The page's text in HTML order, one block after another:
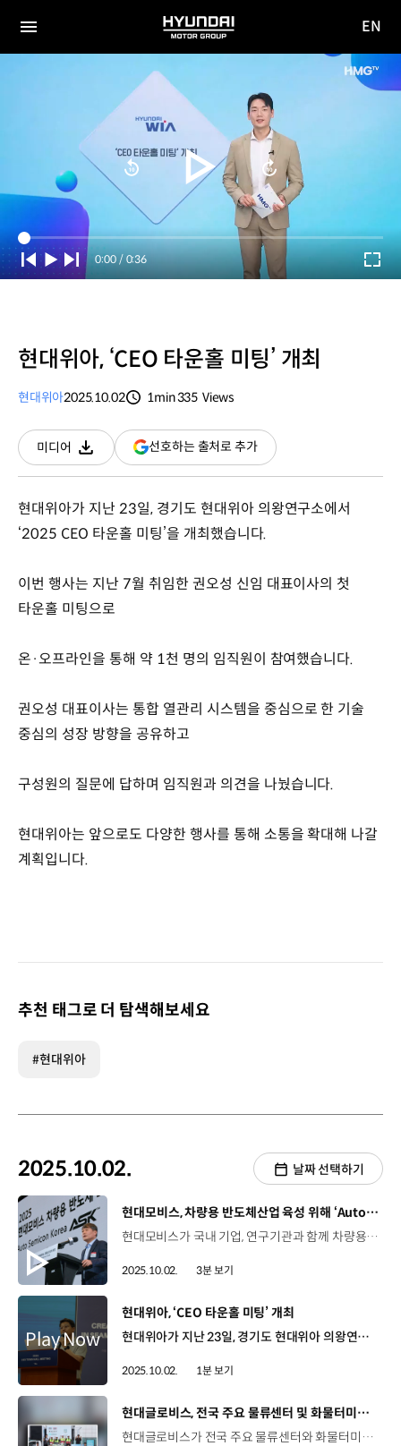
전체
HYUNDAI
MOTOR
GROUP
사이
이동
EN
Current
Time
0:00 / Duration
0:36
현대위아, ‘CEO 타운홀 미팅’ 개최
현대위아2025.10.02
1min335 Views
미디어
다운로드
선호하는 출처로 추가(새
창
현대위아가 지난 23일, 경기도 현대위아 의왕연구소에서
‘2025 CEO 타운홀 미팅’을 개최했습니다.
이번 행사는 지난 7월 취임한 권오성 신임 대표이사의 첫
타운홀 미팅으로
온·오프라인을 통해 약 1천 명의 임직원이 참여했습니다.
권오성 대표이사는 통합 열관리 시스템을 중심으로 한 기술
중심의 성장 방향을 공유하고
구성원의 질문에 답하며 임직원과 의견을 나눴습니다.
현대위아는 앞으로도 다양한 행사를 통해 소통을 확대해 나갈
계획입니다.
추천 태그로 더 탐색해보세요
#현대위아
2025.10.02. 날짜 선택하기
[동영상]
현대모비스, 차량용 반도체산업 육성 위해 ‘Auto Semicon Korea’ 개최
현대모비스가 국내 기업, 연구기관과 함께 차량용 반도체 경쟁력 강화와 생태계 확장에 나섭니다. 현대모비스는 지난달 29일, 더블트리 바이 힐튼 서울 판교 호텔에서 제1회 현대모비스 차량용 반도체 포럼 ‘Auto Semicon Korea’(ASK)를 개최했는데요. 이번 포럼은 20여 개 기업과 연구기관이 참석한 민간형 ‘K-車반도체’ 협력의 첫 사례입니다. 이규석 사장 / 현대모비스 완성차가 안정적인 수요 창출로 생태계 토양을 뒷받침하고, 모비스가 완성차와 반도체 업계 사이의 틈새를 효율적으로 메워 나간다면, 팹리스(*설계), 디자인하우스(*설계 최적화), 파운드리(*생산공장), 패키징(*후공정) 등 설계와 제조 전 공정과 영역에 걸쳐 톱니바퀴처럼 맞물려 협업하는 차량용 반도체 생태계가 국내에 자리 잡을 수 있다고 생각을 합니다. 우리나라 차량용 반도체 생태계가 건강하게 뿌리내릴 수 있도록 모비스가 든든한 중심축이 되도록 하겠습니다. 이날 포럼에서는 그 동안 유럽과 북미 등에 의존했던 차량용 반도체 분야를 개선해 국내 기업들이 밸류체인을 형성하고 신규 사업 기회를 창출하는데 뜻을 모았는데요. 국내 차량용 반도체 생태계 조성의 필요성과 모빌리티 핵심 반도체 국산화 방안 등 다양한 주제로 발표와 토의를 이어갔습니다. 이번 협력을 통해 국내 설계와 생산능력을 확보해 안정적인 공급망을 구축하고, 제어기·실차 기반 검증을 지원해 RD 속도를 단축할 것으로 기대되는데요. 또한, 설계부터 품질관리 전 과정에서 확보한 연구개발 노하우를 협력사들과 적극 공유할 예정입니다. 박철홍 전무 / 현대모비스 반도체사업담당국내 차량용 반도체 생태계 육성은 미래 현대모비스 사업의 핵심 요소가 될 것입니다. 이번 포럼을 통해 반도체 국산화를 위한 상설 플랫폼을 만들어 단기적으로는 컨슈머 제품을 차량용으로 개발하고 장기적으로는 표준화·공용화 반도체까지 확대하여 국산화 비중을 높여가는 것이 목표입니다. 한편, 차량용 반도체 시장은 오는 2030년 약 1,380억 불, 한화로는 약 200조 원 규모로 확대될 전망인데요. 현대모비스의 주요 수주 품목인 SDV와 첨단운전자보조시스템(ADAS), 인포테인먼트 등 전동화용 반도체 수요도 늘어나 전체 시장의 70% 정도를 차지할 것으로 예상됩니다.
2025.10.02. 3분 보기
[동영상]
현대위아, ‘CEO 타운홀 미팅’ 개최
현대위아가 지난 23일, 경기도 현대위아 의왕연구소에서 ‘2025 CEO 타운홀 미팅’을 개최했습니다. 이번 행사는 지난 7월 취임한 권오성 신임 대표이사의 첫 타운홀 미팅으로 온·오프라인을 통해 약 1천 명의 임직원이 참여했습니다. 권오성 대표이사는 통합 열관리 시스템을 중심으로 한 기술 중심의 성장 방향을 공유하고 구성원의 질문에 답하며 임직원과 의견을 나눴습니다. 현대위아는 앞으로도 다양한 행사를 통해 소통을 확대해 나갈 계획입니다.
2025.10.02. 1분 보기
[동영상]
현대글로비스, 전국 주요 물류센터 및 화물터미널에 안전용품 전달
현대글로비스가 전국 주요 물류센터와 화물터미널을 찾아가 안전용품을 전달하는 ‘안전을 드림(Dream)’ 행사를 시작했습니다. 이번 행사는 지난달 29일 광양을 시작으로 오는 11월까지 부산∙울산∙목포∙평택 등 20곳의 현장을 순회하게 되는데요. 떨어짐 사고와 미끄러짐 등 작업 현장에서 일어날 수 있는 사고를 예방할 안전 물품들을 물류업계 종사자 1만 명에게 제공할 예정입니다. 또한, 장거리 운행이 많아 시간 여유가 부족한 화물차 기사를 위한 기초 검진, 전문가 상담 등 건강 프로그램도 운영합니다. 현대글로비스는 앞으로도 물류 현장 안전예방을 위해 교육과 안전용품 개발에도 지속적으로 노력할 계획입니다.